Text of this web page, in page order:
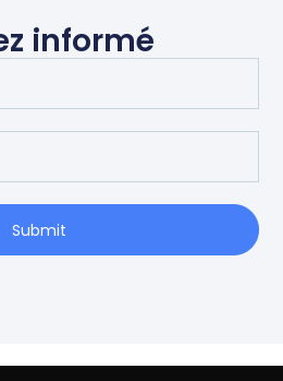
informé
Submit